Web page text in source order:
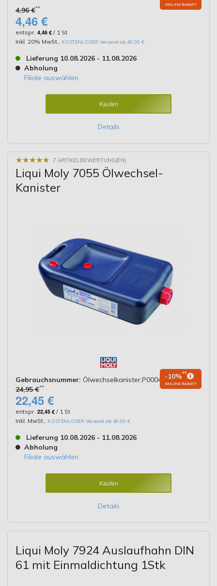
4,96 €**
ONLINE RABATT
4,46 €
entspr. 4,46 € / 1 St
Inkl. 20% MwSt.
KOSTENLOSER Versand ab 49,00 €
Lieferung 10.08.2026 - 11.08.2026
Abholung
Filiale auswählen
Kaufen
Details
★★★★★
★★★★★ 7 ARTIKELBEWERTUNG(EN)
Liqui Moly 7055 Ölwechsel-
Kanister
Gebrauchsnummer: Ölwechselkanister,P000430
24,95 €**
-10%**
ONLINE RABATT
22,45 €
entspr. 22,45 € / 1 St
Inkl. MwSt.
KOSTENLOSER Versand ab 49,00 €
Lieferung 10.08.2026 - 11.08.2026
Abholung
Filiale auswählen
Kaufen
Details
Liqui Moly 7924 Auslaufhahn DIN
61 mit Einmaldichtung 1Stk